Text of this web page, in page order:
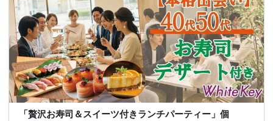
「贅沢お寿司＆スイーツ付きランチパーティー」個